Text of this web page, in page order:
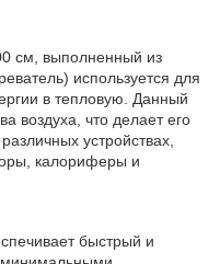
см, выполненный из
используется для
в тепловую. Данный
воздуха, что делает его
устройствах,
калориферы и
быстрый и